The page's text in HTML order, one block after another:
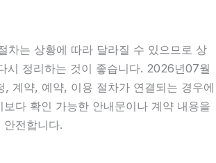
차는 상황에 따라 달라질 수 있으므로 상
시 정리하는 것이 좋습니다. 2026년07월
, 계약, 예약, 이용 절차가 연결되는 경우에
다 확인 가능한 안내문이나 계약 내용을
전합니다.